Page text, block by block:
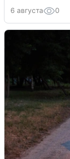
6 августа 0